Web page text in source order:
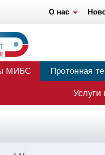
О нас
МИБС Протонная
Услуги